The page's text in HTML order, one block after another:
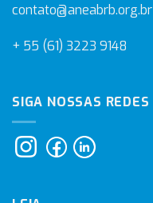
contato@aneabrb.org.br
+ 55 (61) 3223 9148
SIGA NOSSAS REDES